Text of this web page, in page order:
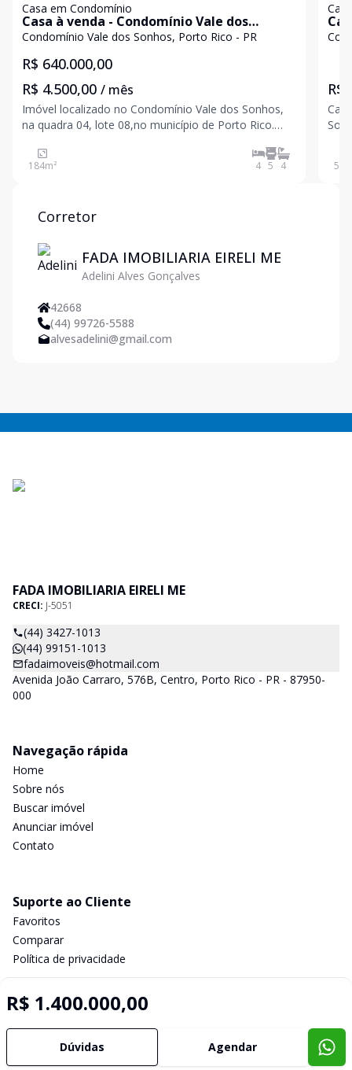
Casa em Condomínio
Casa à venda - Condomínio Vale dos
Sonhos
Condomínio Vale dos Sonhos, Porto Rico - PR
R$ 640.000,00
R$ 4.500,00 / mês
Imóvel localizado no Condomínio Vale dos Sonhos,
na quadra 04, lote 08,no município de Porto Rico.
construída de 184,58 m². Imóvel apresenta 04 suítes
climatizadas, sala e cozinha conjugada,
184m² 4 5 4
R$
Sonhos, na quadra 11,
506
Corretor
FADA IMOBILIARIA EIRELI ME
Adelini Alves Gonçalves
42668
(44) 99726-5588
alvesadelini@gmail.com
R$ 1.400.000,00
Dúvidas Agendar
FADA IMOBILIARIA EIRELI ME
CRECI: J-5051
(44) 3427-1013
(44) 99151-1013
fadaimoveis@hotmail.com
Avenida João Carraro, 576B, Centro, Porto Rico - PR - 87950-
000
Navegação rápida
Home
Sobre nós
Buscar imóvel
Anunciar imóvel
Contato
Suporte ao Cliente
Favoritos
Comparar
Política de privacidade
Selo de Tecnologia Loft